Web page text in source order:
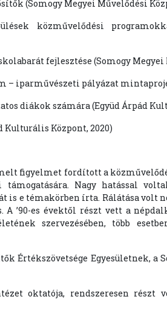
(Somogy Megyei Művelődési
közművelődési
fejlesztése (Somogy Megyei
iparművészeti pályázat
diákok számára (Együd Árpád
Kulturális Központ, 2020)
figyelmet fordított a
Nagy hatással
is e témakörben írta. Rálátása volt
A ’90-es évektől részt vett a
szervezésében, több
Értékszövetsége Egyesületnek, a
oktatója, rendszeresen részt